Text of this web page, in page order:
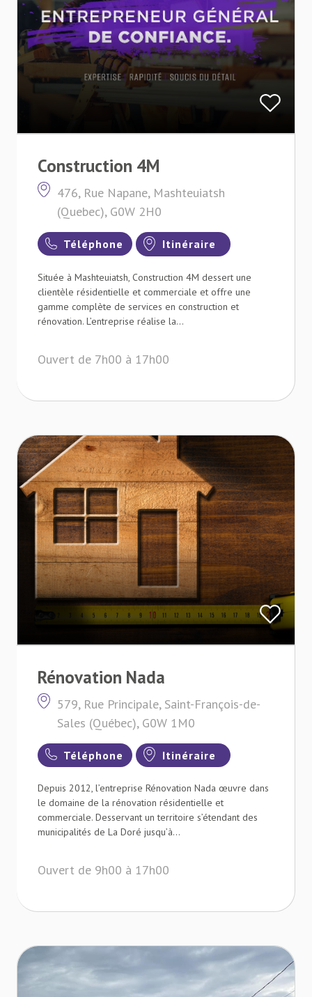
Construction 4M
476, Rue Napane, Mashteuiatsh
(Quebec), G0W 2H0
Téléphone Itinéraire
Située à Mashteuiatsh, Construction 4M dessert une
clientèle résidentielle et commerciale et offre une
gamme complète de services en construction et
rénovation. L’entreprise réalise la...
Ouvert de 7h00 à 17h00
Rénovation Nada
579, Rue Principale, Saint-François-de-
Sales (Québec), G0W 1M0
Téléphone Itinéraire
Depuis 2012, l’entreprise Rénovation Nada œuvre dans
le domaine de la rénovation résidentielle et
commerciale. Desservant un territoire s’étendant des
municipalités de La Doré jusqu’à...
Ouvert de 9h00 à 17h00